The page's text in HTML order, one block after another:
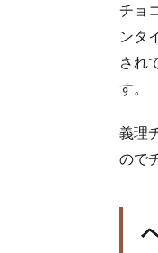
チョ
ンタ
され
す。
義理
ので